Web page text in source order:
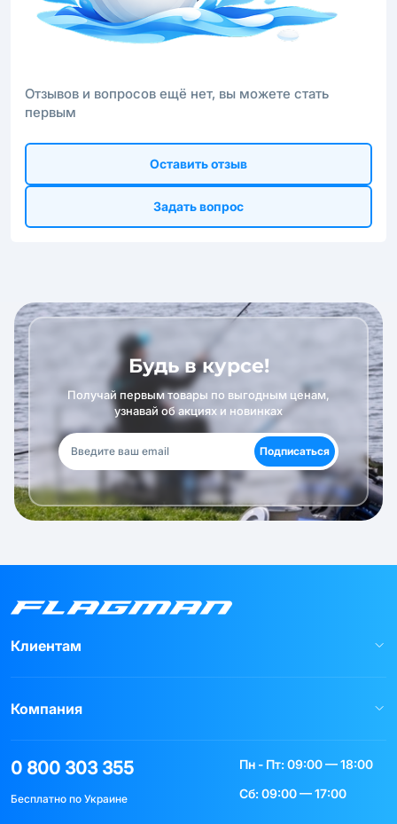
Отзывов и вопросов ещё нет, вы можете стать
первым
Оставить отзыв
Задать вопрос
Будь в курсе!
Получай первым товары по выгодным ценам,
узнавай об акциях и новинках
Подписаться
Клиентам
Компания
0 800 303 355
Бесплатно по Украине
Пн - Пт: 09:00 — 18:00
Сб: 09:00 — 17:00